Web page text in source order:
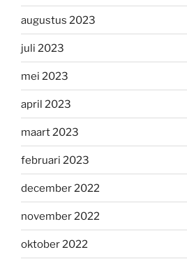
augustus 2023
juli 2023
mei 2023
april 2023
maart 2023
februari 2023
december 2022
november 2022
oktober 2022